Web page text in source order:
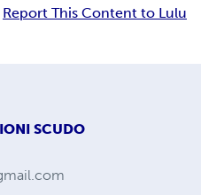
Report This Content to Lulu
SCUDO